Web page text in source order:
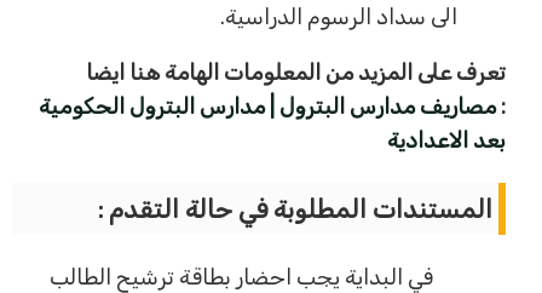
الى سداد الرسوم الدراسية.
تعرف على المزيد من المعلومات الهامة هنا ايضا
مصاريف مدارس البترول | مدارس البترول الحكومية
بعد الاعدادية
المستندات المطلوبة في حالة التقدم :
في البداية يجب احضار بطاقة ترشيح الطالب